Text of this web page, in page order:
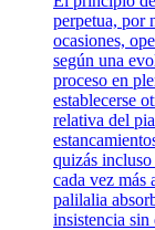
perpetua, por
ocasiones,
según una
proceso en
establecerse
relativa del
quizás
cada vez más
palilalia
insistencia sin